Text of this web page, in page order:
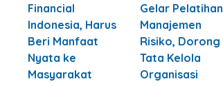
Financial
Indonesia, Harus
Beri Manfaat
Nyata ke
Masyarakat
Gelar Pelatihan
Manajemen
Risiko, Dorong
Tata Kelola
Organisasi